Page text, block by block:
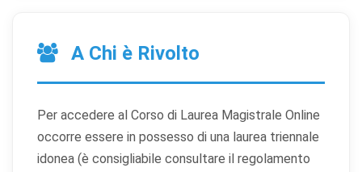
A Chi è Rivolto
Per accedere al Corso di Laurea Magistrale Online
occorre essere in possesso di una laurea triennale
idonea (è consigliabile consultare il regolamento